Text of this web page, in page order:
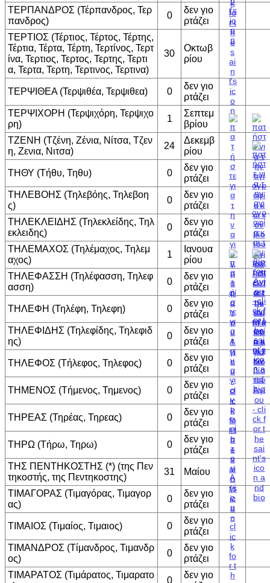
ΤΕΡΠΑΝΔΡΟΣ (Τέρπανδρος, Τερ
πανδρος)
0
δεν γιο
ρτάζει
ΤΕΡΤΙΟΣ (Τέρτιος, Τέρτος, Τέρτης,
Τέρτια, Τέρτα, Τέρτη, Τερτίνος, Τερτ
ίνα, Τερτιος, Τερτος, Τερτης, Τερτι
α, Τερτα, Τερτη, Τερτινος, Τερτινα)
30
Οκτωβ
ρίου
ΤΕΡΨΙΘΕΑ (Τερψιθέα, Τερψιθεα) 0
δεν γιο
ρτάζει
ΤΕΡΨΙΧΟΡΗ (Τερψιχόρη, Τερψιχο
ρη)
1
Σεπτεμ
βρίου
ΤΖΕΝΗ (Τζένη, Ζένια, Νίτσα, Τζεν
η, Ζενια, Νιτσα)
24
Δεκεμβ
ρίου
ΤΗΘΥ (Τήθυ, Τηθυ) 0
δεν γιο
ρτάζει
ΤΗΛΕΒΟΗΣ (Τηλεβόης, Τηλεβοη
ς)
0
δεν γιο
ρτάζει
ΤΗΛΕΚΛΕΙΔΗΣ (Τηλεκλείδης, Τηλ
εκλειδης)
0
δεν γιο
ρτάζει
ΤΗΛΕΜΑΧΟΣ (Τηλέμαχος, Τηλεμ
αχος)
1
Ιανουα
ρίου
ΤΗΛΕΦΑΣΣΗ (Τηλέφασση, Τηλεφ
ασση)
0
δεν γιο
ρτάζει
ΤΗΛΕΦΗ (Τηλέφη, Τηλεφη) 0
δεν γιο
ρτάζει
ΤΗΛΕΦΙΔΗΣ (Τηλεφίδης, Τηλεφιδ
ης)
0
δεν γιο
ρτάζει
ΤΗΛΕΦΟΣ (Τήλεφος, Τηλεφος) 0
δεν γιο
ρτάζει
ΤΗΜΕΝΟΣ (Τήμενος, Τημενος) 0
δεν γιο
ρτάζει
ΤΗΡΕΑΣ (Τηρέας, Τηρεας) 0
δεν γιο
ρτάζει
ΤΗΡΩ (Τήρω, Τηρω) 0
δεν γιο
ρτάζει
ΤΗΣ ΠΕΝΤΗΚΟΣΤΗΣ (*) (της Πεν
τηκοστής, της Πεντηκοστης)
31 Μαίου
ΤΙΜΑΓΟΡΑΣ (Τιμαγόρας, Τιμαγορ
ας)
0
δεν γιο
ρτάζει
ΤΙΜΑΙΟΣ (Τιμαίος, Τιμαιος) 0
δεν γιο
ρτάζει
ΤΙΜΑΝΔΡΟΣ (Τίμανδρος, Τιμανδρ
ος)
0
δεν γιο
ρτάζει
ΤΙΜΑΡΑΤΟΣ (Τιμάρατος, Τιμαρατο
0
δεν γιο